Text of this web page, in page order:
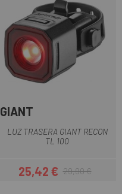
GIANT
LUZ TRASERA GIANT RECON
TL 100
Precio
25,42 €Precio regular
29,90 €